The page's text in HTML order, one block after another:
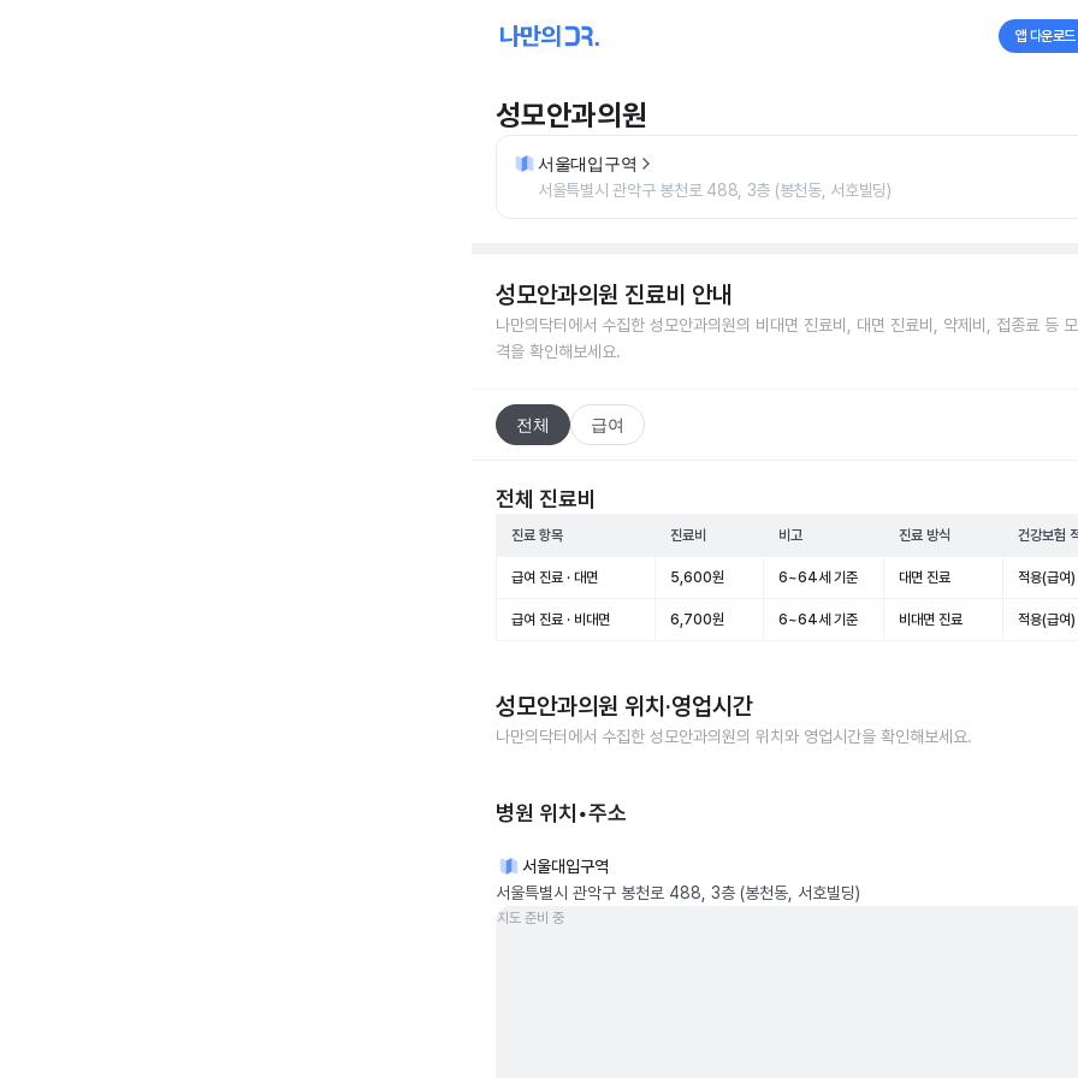
앱 다운로드
성모안과의원
서울대입구역
서울특별시 관악구 봉천로 488, 3층 (봉천동, 서호빌딩)
성모안과의원 진료비 안내
나만의닥터에서 수집한 성모안과의원의 비대면 진료비, 대면 진료비, 약제비, 접종료 등
격을 확인해보세요.
전체 급여
전체 진료비
진료 항목 진료비 비고 진료 방식 건강보험
급여 진료 · 대면 5,600원 6~64세 기준 대면 진료 적용(급여)
급여 진료 · 비대면 6,700원 6~64세 기준 비대면 진료 적용(급여)
성모안과의원 위치·영업시간
나만의닥터에서 수집한 성모안과의원의 위치와 영업시간을 확인해보세요.
병원 위치•주소
서울대입구역
서울특별시 관악구 봉천로 488, 3층 (봉천동, 서호빌딩)
지도 준비 중